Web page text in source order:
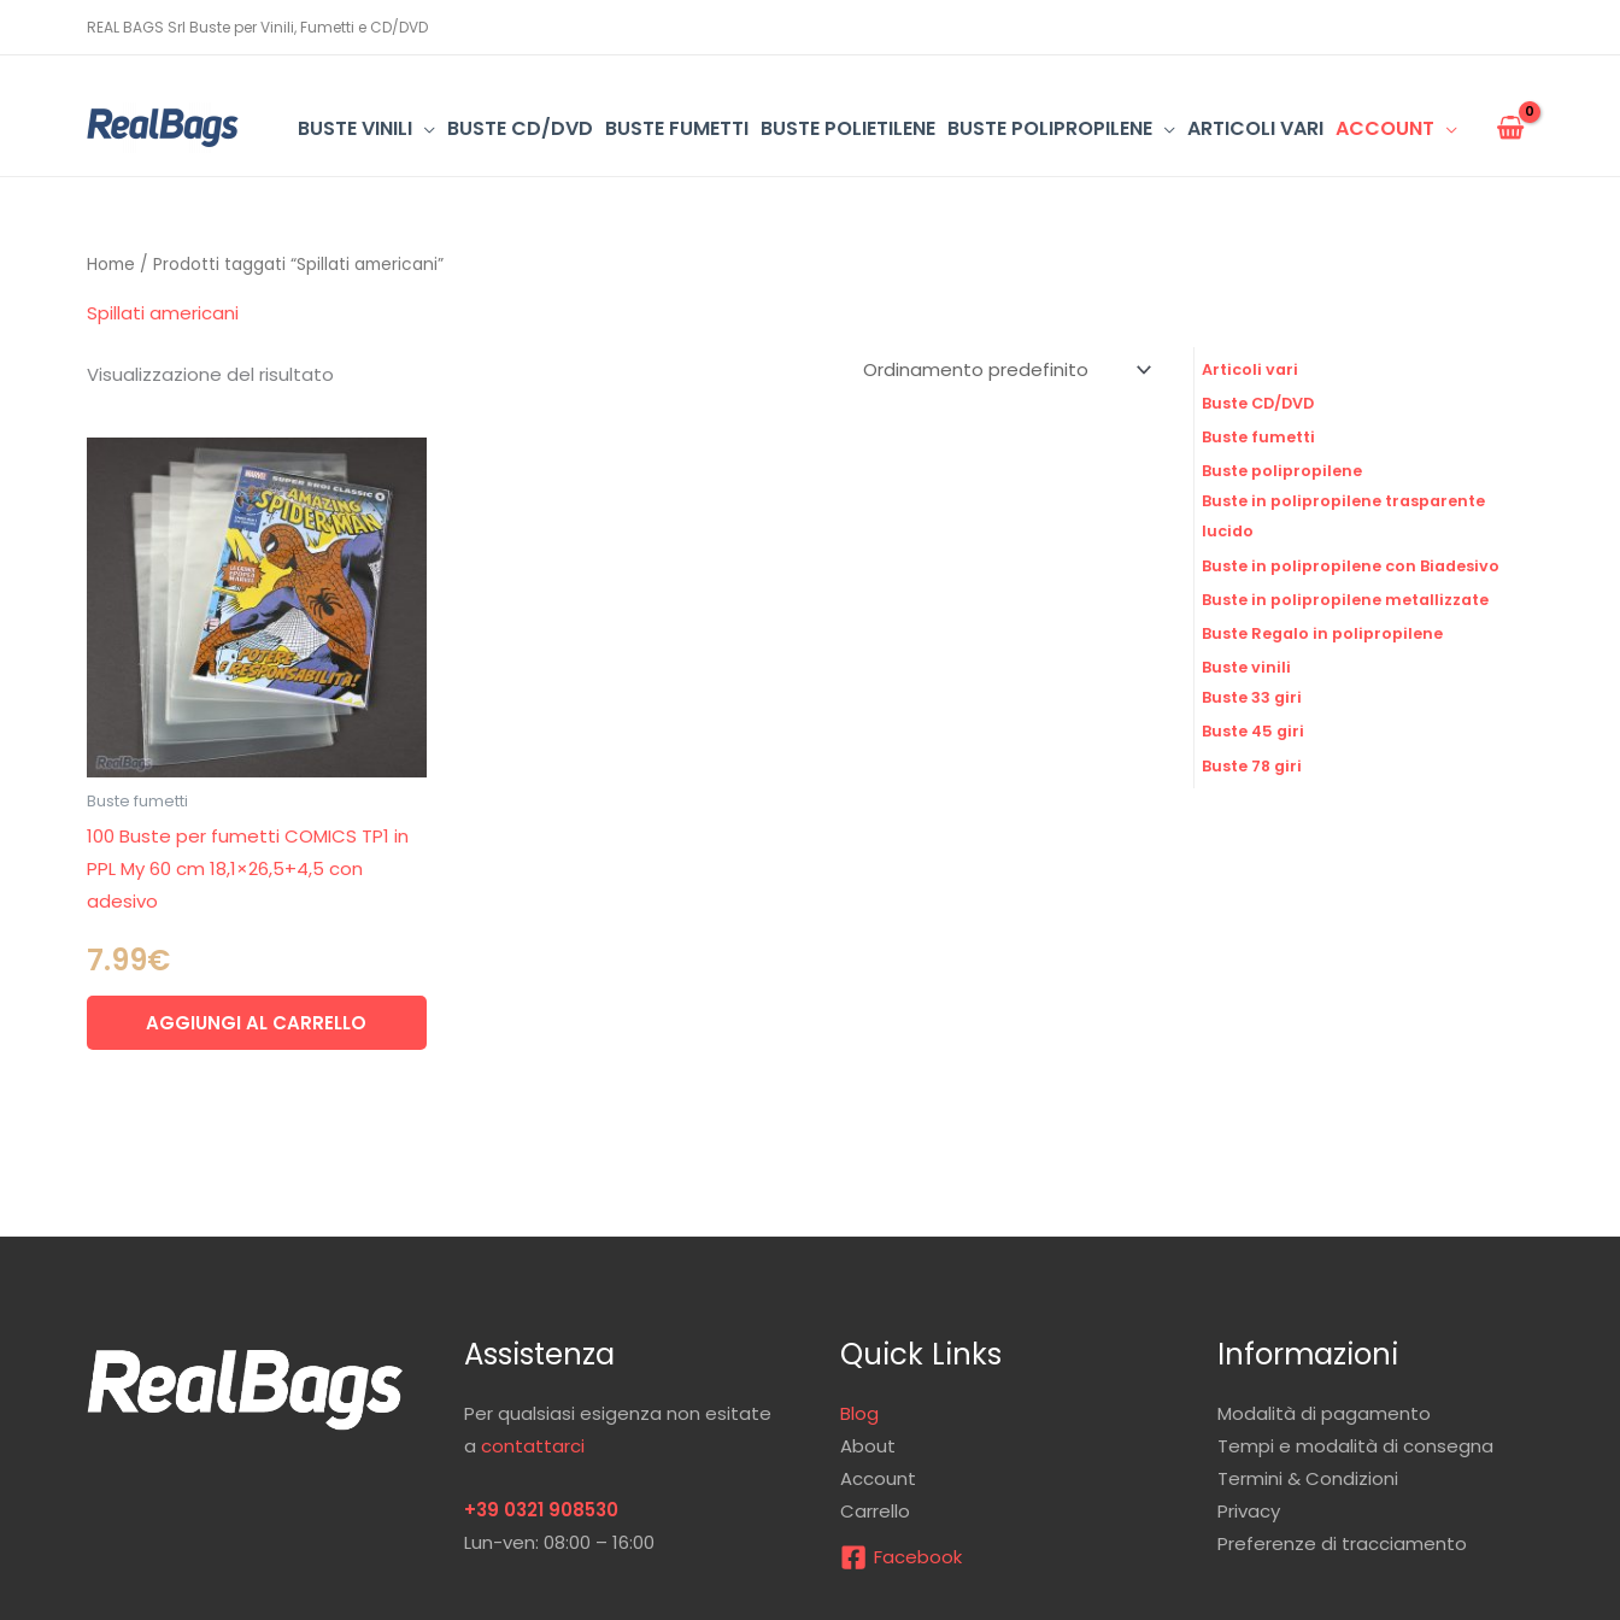
REAL BAGS Srl Buste per Vinili, Fumetti e CD/DVD
BUSTE VINILI BUSTE CD/DVD BUSTE FUMETTI BUSTE POLIETILENE BUSTE POLIPROPILENE ARTICOLI VARI ACCOUNT
Home / Prodotti taggati “Spillati americani”
Spillati americani
Visualizzazione del risultato
Buste fumetti
100 Buste per fumetti COMICS TP1 in
PPL My 60 cm 18,1×26,5+4,5 con
adesivo
7.99€
AGGIUNGI AL CARRELLO
Articoli vari
Buste CD/DVD
Buste fumetti
Buste polipropilene
Buste in polipropilene trasparente
lucido
Buste in polipropilene con Biadesivo
Buste in polipropilene metallizzate
Buste Regalo in polipropilene
Buste vinili
Buste 33 giri
Buste 45 giri
Buste 78 giri
Assistenza
Per qualsiasi esigenza non esitate
a contattarci
+39 0321 908530
Lun-ven: 08:00 – 16:00
Quick Links
Blog
About
Account
Carrello
Facebook
Informazioni
Modalità di pagamento
Tempi e modalità di consegna
Termini & Condizioni
Privacy
Preferenze di tracciamento